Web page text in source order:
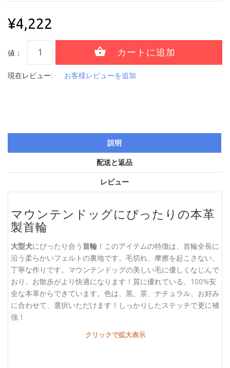
¥4,222
値：
現在レビュー: お客様レビューを追加
説明
配送と返品
レビュー
マウンテンドッグにぴったりの本革
製首輪
大型犬にぴったり合う首輪 ！このアイテムの特徴は、首輪全長に
沿う柔らかいフェルトの裏地です。毛切れ、摩擦を起こさない、
丁寧な作りです。マウンテンドッグの美しい毛に優しくなじんで
おり、お散歩がより快適になります！質に優れている、100%安
全な本革からできています。色は、黒、茶、ナチュラル、お好み
に合わせて、選択いただけます！しっかりしたステッチで更に補
強！
クリックで拡大表示